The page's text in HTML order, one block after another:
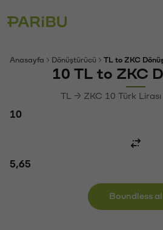
Anasayfa Dönüştürücü TL to ZKC
10 TL to ZKC
TL → ZKC 10 Türk
Boundless al